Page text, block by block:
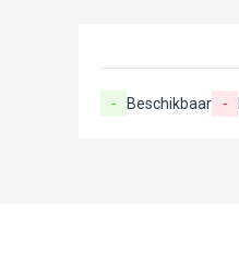
- Beschikbaar -